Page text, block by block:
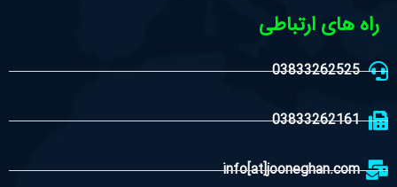
راه های ارتباطی
03833262525
03833262161
info[at]jooneghan.com